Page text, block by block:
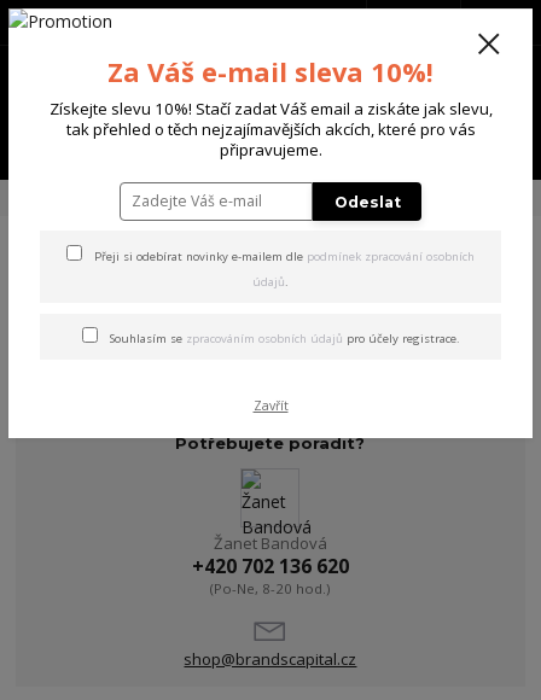
Menu
+420 702 136 620
JEANS
V této kategorii nebylo nalezeno žádné zboží.
Potřebujete poradit?
Žanet Bandová
+420 702 136 620
(Po-Ne, 8-20 hod.)
shop@brandscapital.cz
Za Váš e-mail sleva 10%!
Získejte slevu 10%! Stačí zadat Váš email a ziskáte jak slevu,
tak přehled o těch nejzajímavějších akcích, které pro vás
připravujeme.
Odeslat
Přeji si odebírat novinky e-mailem dle podmínek zpracování osobních
údajů.
Souhlasím se zpracováním osobních údajů pro účely registrace.
Zavřít